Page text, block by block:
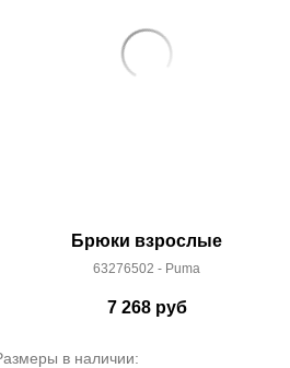
Брюки взрослые
63276502 - Puma
7 268руб
в наличии: